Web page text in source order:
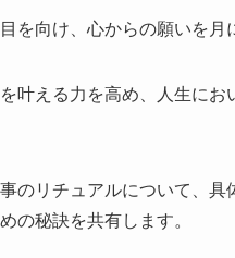
を向け、心からの願いを月
叶える力を高め、人生にお
のリチュアルについて、
の秘訣を共有します。